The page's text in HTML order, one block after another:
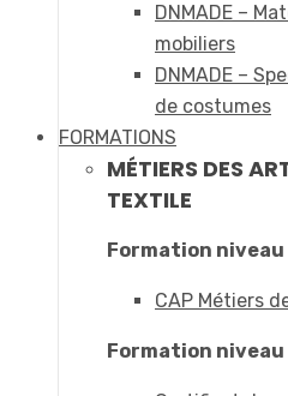
DNMADE –
mobiliers
DNMADE –
de costumes
FORMATIONS
MÉTIERS DES
TEXTILE
Formation niveau
CAP Métiers
Formation